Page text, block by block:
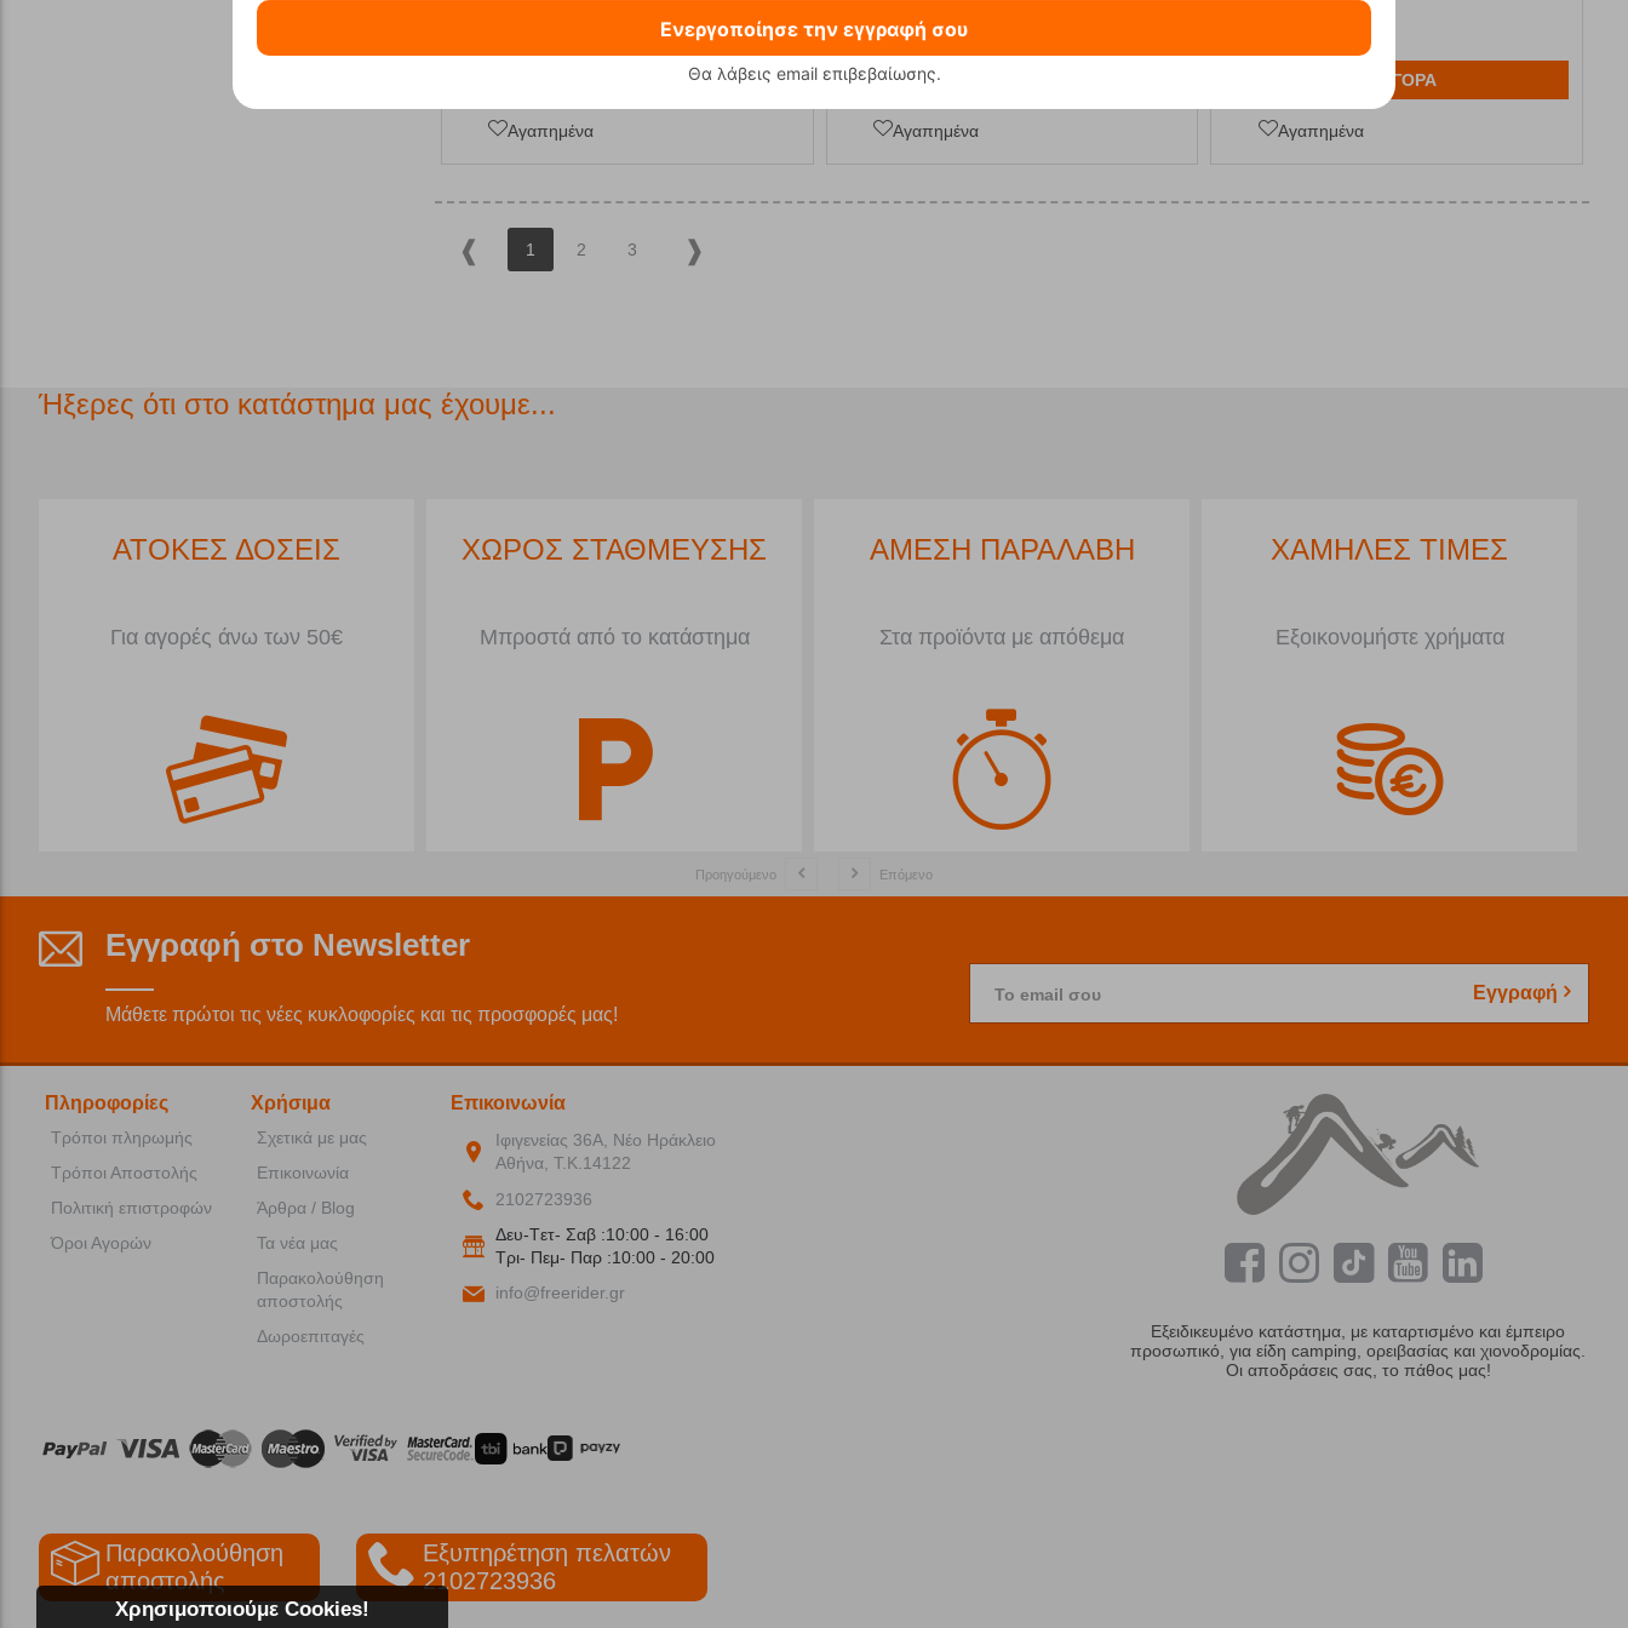
Αγαπημένα Αγαπημένα
ΑΓΟΡΑ
Αγαπημένα
1 2 3
Ήξερες ότι στο κατάστημα μας έχουμε...
ΑΤΟΚΕΣ ΔΟΣΕΙΣ
Για αγορές άνω των 50€
ΧΩΡΟΣ ΣΤΑΘΜΕΥΣΗΣ
Μπροστά από το κατάστημα
ΑΜΕΣΗ ΠΑΡΑΛΑΒΗ
Στα προϊόντα με απόθεμα
ΧΑΜΗΛΕΣ ΤΙΜΕΣ
Εξοικονομήστε χρήματα
Προηγούμενο Επόμενο
Εγγραφή στο Newsletter
Μάθετε πρώτοι τις νέες κυκλοφορίες και τις προσφορές μας!
Το email σου Εγγραφή
Ενεργοποίησε την εγγραφή σου
Θα λάβεις email επιβεβαίωσης.
Πληροφορίες
Τρόποι πληρωμής
Τρόποι Αποστολής
Πολιτική επιστροφών
Όροι Αγορών
Χρήσιμα
Σχετικά με μας
Επικοινωνία
Άρθρα / Blog
Τα νέα μας
Παρακολούθηση
αποστολής
Δωροεπιταγές
Επικοινωνία
Ιφιγενείας 36Α, Νέο Ηράκλειο
Αθήνα, Τ.Κ.14122
2102723936
Δευ-Tετ- Σαβ :10:00 - 16:00
Tρι- Πεμ- Παρ :10:00 - 20:00
info@freerider.gr
Εξειδικευμένο κατάστημα, με καταρτισμένο και έμπειρο
προσωπικό, για είδη camping, ορειβασίας και χιονοδρομίας.
Οι αποδράσεις σας, το πάθος μας!
Παρακολούθηση
αποστολής
Εξυπηρέτηση πελατών
2102723936
Χρησιμοποιούμε Cookies!